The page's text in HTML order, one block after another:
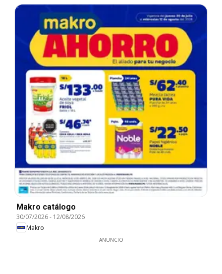
Makro catálogo
30/07/2026- 12/08/2026
Makro
ANUNCIO